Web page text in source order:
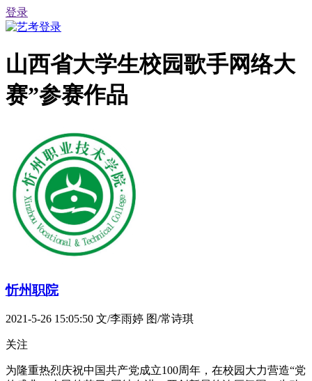
登录
山西省大学生校园歌手网络大
赛”参赛作品
忻州职院
2021-5-26 15:05:50 文/李雨婷 图/常诗琪
关注
为隆重热烈庆祝中国共产党成立100周年，在校园大力营造“党